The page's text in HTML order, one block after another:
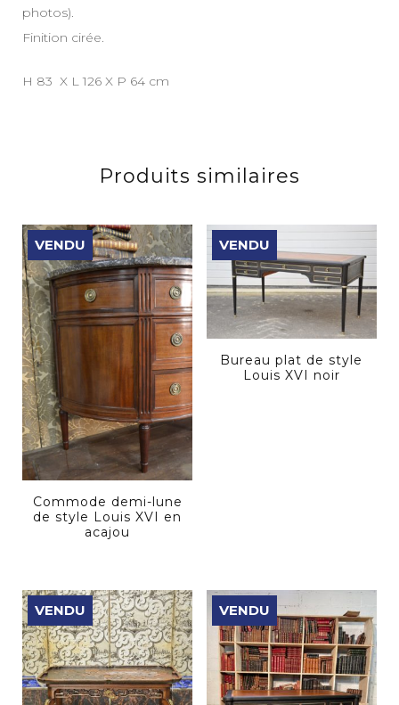
photos).
Finition cirée.
H 83 X L 126 X P 64 cm
Produits similaires
VENDU
Commode demi-lune
de style Louis XVI en
acajou
VENDU
Bureau plat de style
Louis XVI noir
VENDU VENDU